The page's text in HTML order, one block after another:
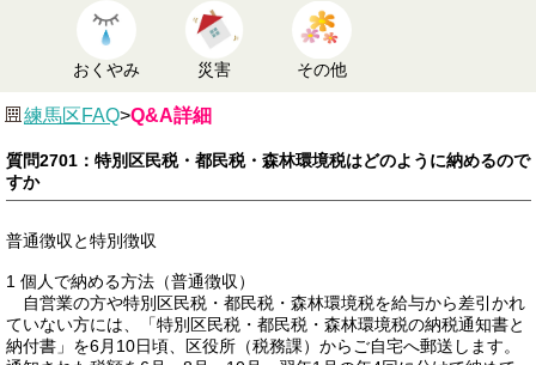
おくやみ 災害 その他
練馬区FAQ>Q&A詳細
質問2701：特別区民税・都民税・森林環境税はどのように納めるので
すか
普通徴収と特別徴収
1 個人で納める方法（普通徴収）
自営業の方や特別区民税・都民税・森林環境税を給与から差引かれ
ていない方には、「特別区民税・都民税・森林環境税の納税通知書と
納付書」を6月10日頃、区役所（税務課）からご自宅へ郵送します。